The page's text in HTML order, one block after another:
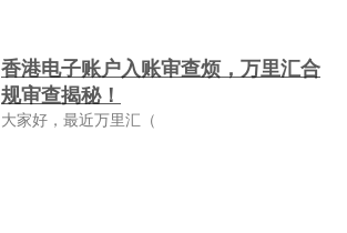
香港电子账户入账审查烦，万里汇合
规审查揭秘！
大家好，最近万里汇（